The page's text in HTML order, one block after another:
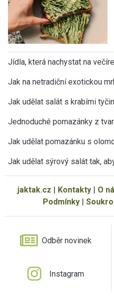
Jídla, která nachystat na
Jak na netradiční exotickou
Jak udělat salát s krabími
Jednoduché pomazánky z
Jak udělat pomazánku s
Jak udělat sýrový salát tak,
jaktak.cz | Kontakty| O
Podmínky|
Odběr novinek
Instagram